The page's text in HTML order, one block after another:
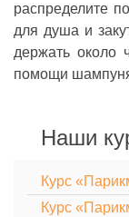
распределите
для душа и
держать около
помощи
Наши
Курс
Курс